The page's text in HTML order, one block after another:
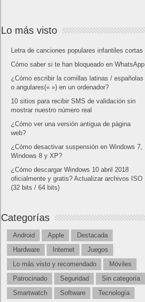
Lo más visto
Letra de canciones populares infantiles cortas
Cómo saber si te han bloqueado en WhatsApp
¿Cómo escribir la comillas latinas / españolas
o angulares(« ») en un ordenador?
10 sitios para recibir SMS de validación sin
mostrar nuestro número real
¿Cómo ver una versión antigua de página
web?
¿Cómo desactivar suspensión en Windows 7,
Windows 8 y XP?
¿Cómo descargar Windows 10 abril 2018
oficialmente y gratis? Actualizar archivos ISO
(32 bits / 64 bits)
Categorías
Android Apple
Destacada
Hardware
Internet
Juegos
Lo más visto y recomendado
Móviles
Patrocinado
Seguridad
Sin categoría
Smartwatch
Software Tecnología